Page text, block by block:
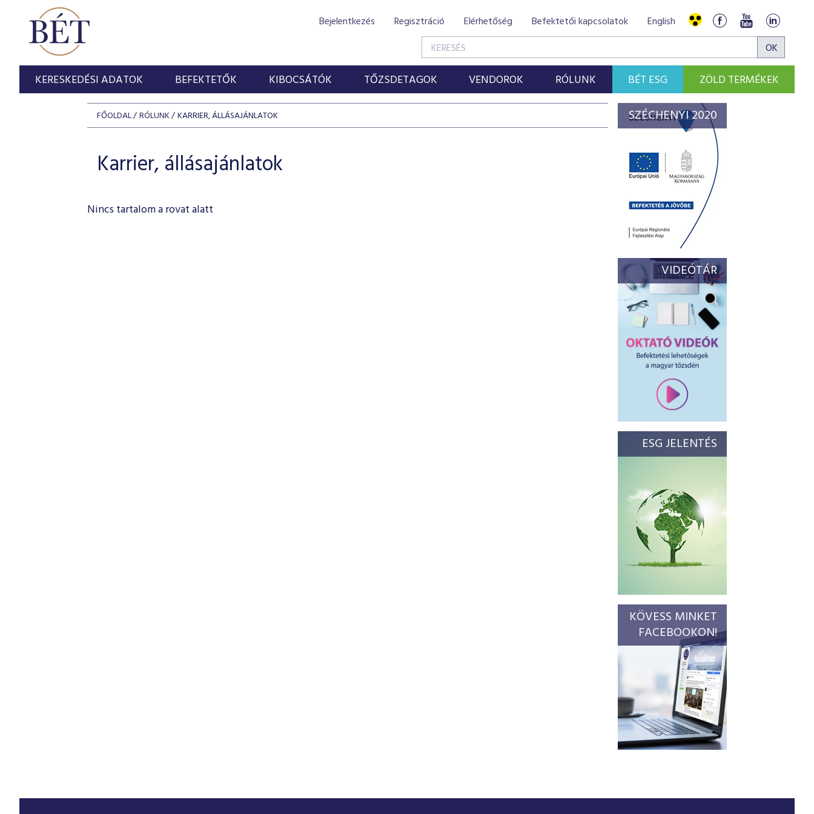
Bejelentkezés Regisztráció Elérhetőség Befektetői kapcsolatok English
KERESKEDÉSI ADATOK BEFEKTETŐK KIBOCSÁTÓK TŐZSDETAGOK VENDOROK RÓLUNK BÉT ESG ZÖLD TERMÉKEK
FŐOLDAL RÓLUNK KARRIER, ÁLLÁSAJÁNLATOK
Karrier, állásajánlatok
Nincs tartalom a rovat alatt
SZÉCHENYI 2020
VIDEÓTÁR
ESG JELENTÉS
KÖVESS MINKET
FACEBOOKON!